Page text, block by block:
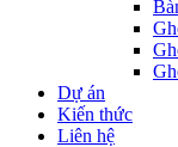
Dự án
Kiến thức
Liên hệ